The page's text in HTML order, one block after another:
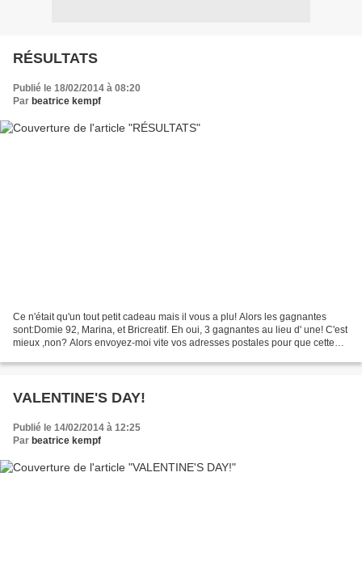
RÉSULTATS
Publié le 18/02/2014 à 08:20
Par beatrice kempf
Ce n'était qu'un tout petit cadeau mais il vous a plu! Alors les gagnantes
sont:Domie 92, Marina, et Bricreatif. Eh oui, 3 gagnantes au lieu d' une! C'est
mieux ,non? Alors envoyez-moi vite vos adresses postales pour que cette
VALENTINE'S DAY!
Publié le 14/02/2014 à 12:25
Par beatrice kempf